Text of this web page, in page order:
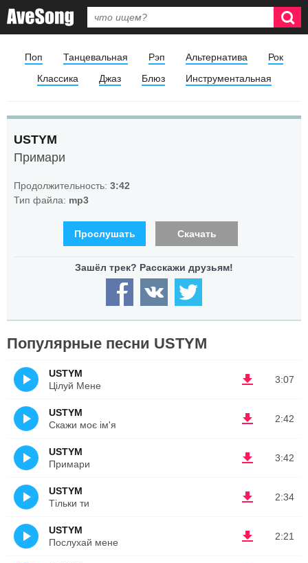
Поп Танцевальная Рэп Альтернатива
Рок
Классика
Джаз Блюз Инструментальная
USTYM
Примари
Продолжительность: 3:42
Тип файла: mp3
Прослушать Скачать
Популярные песни USTYM
3:07
USTYM
Цілуй Мене
2:42
USTYM
Скажи моє ім'я
3:42
USTYM
Примари
2:34
USTYM
Тільки ти
2:21
USTYM
Послухай мене